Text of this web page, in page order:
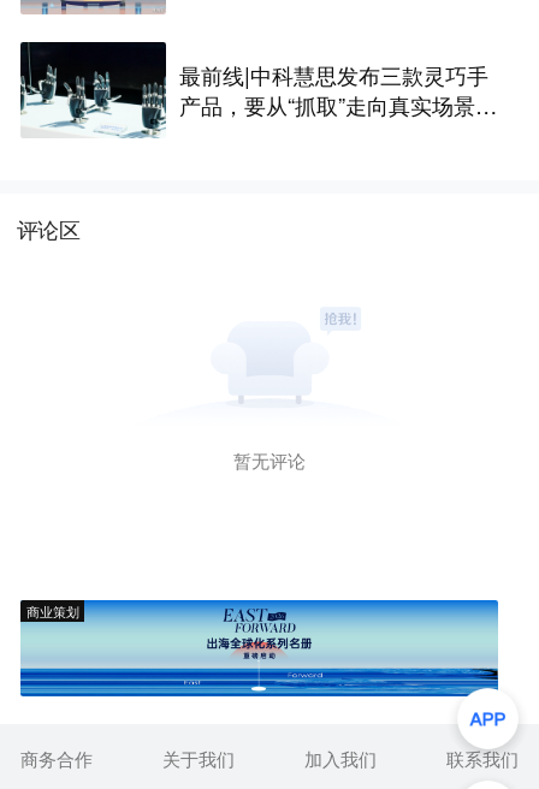
最前线|中科慧思发布三款灵巧手
产品，要从“抓取”走向真实场景作
评论区
暂无评论
商业策划
商务合作 关于我们 加入我们 联系我们